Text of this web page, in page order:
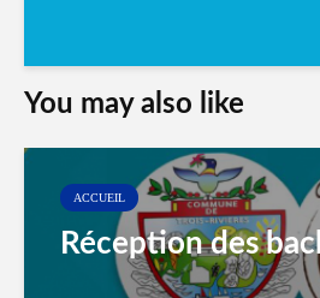
You may also like
ACCUEIL
Réception des